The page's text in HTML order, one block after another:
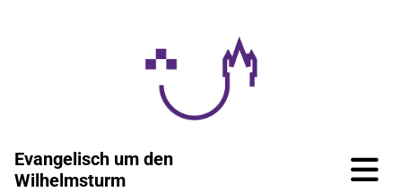
Evangelisch um den
Wilhelmsturm